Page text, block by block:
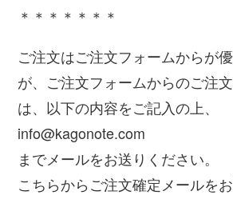
＊＊＊＊＊＊＊
ご注文はご注文フォームからが
が、ご注文フォームからのご注
は、以下の内容をご記入の上、
info@kagonote.com
までメールをお送りください。
こちらからご注文確定メールをお